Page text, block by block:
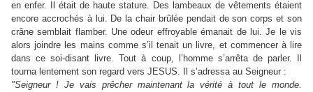
en enfer. Il était de haute stature. Des lambeaux de vêtements étaient
encore accrochés à lui. De la chair brûlée pendait de son corps et son
crâne semblait flamber. Une odeur effroyable émanait de lui. Je le vis
alors joindre les mains comme s’il tenait un livre, et commencer à lire
dans ce soi-disant livre. Tout à coup, l’homme s’arrêta de parler. Il
tourna lentement son regard vers JESUS. Il s’adressa au Seigneur :
"Seigneur ! Je vais prêcher maintenant la vérité à tout le monde.